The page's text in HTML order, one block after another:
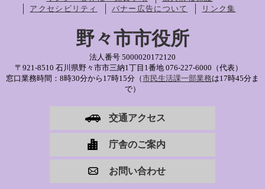
アクセシビリティ
バナー広告について リンク集
野々市市役所
法人番号 5000020172120
〒921-8510 石川県野々市市三納1丁目1番地 076-227-6000（代表）
窓口業務時間：8時30分から17時15分（市民生活課一部業務は17時45分ま
で）
交通アクセス
庁舎のご案内
お問い合わせ